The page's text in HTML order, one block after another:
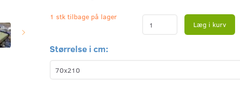
1 stk tilbage på lager
Læg i kurv
Størrelse i cm: